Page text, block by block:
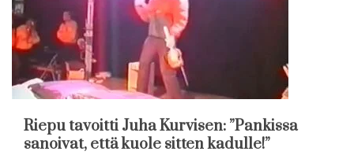
Riepu tavoitti Juha Kurvisen: ”Pankissa
sanoivat, että kuole sitten kadulle!”